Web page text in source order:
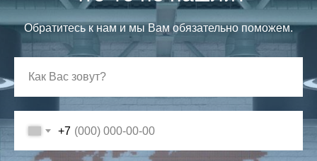
Обратитесь к нам и мы Вам обязательно поможем.
+7